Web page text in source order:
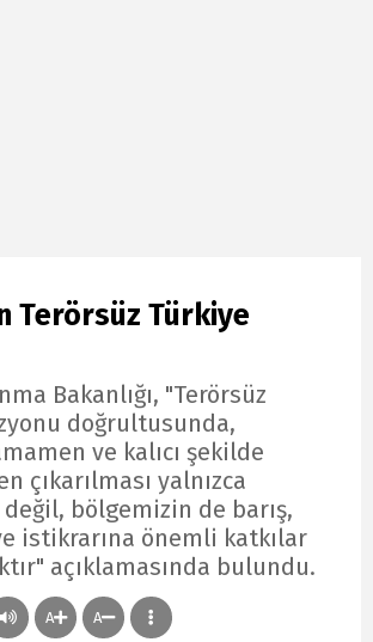
Terörsüz Türkiye
Bakanlığı, "Terörsüz
doğrultusunda,
ve kalıcı şekilde
çıkarılması yalnızca
bölgemizin de barış,
istikrarına önemli katkılar
açıklamasında bulundu.
A A